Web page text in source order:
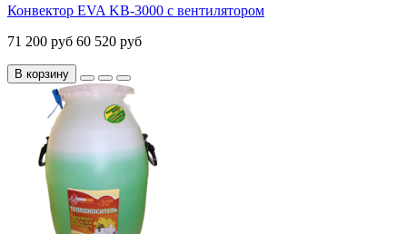
Конвектор EVA KB-3000 с вентилятором
71 200 руб 60 520 руб
В корзину